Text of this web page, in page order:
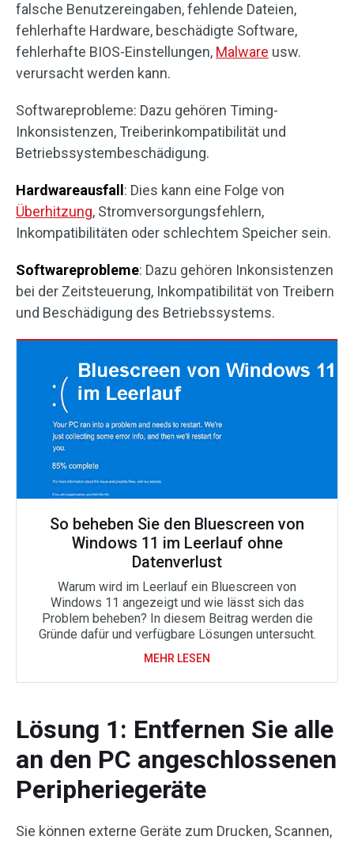
falsche Benutzereingaben, fehlende Dateien,
fehlerhafte Hardware, beschädigte Software,
fehlerhafte BIOS-Einstellungen, Malware usw.
verursacht werden kann.
Softwareprobleme: Dazu gehören Timing-
Inkonsistenzen, Treiberinkompatibilität und
Betriebssystembeschädigung.
Hardwareausfall : Dies kann eine Folge von
Überhitzung, Stromversorgungsfehlern,
Inkompatibilitäten oder schlechtem Speicher sein.
Softwareprobleme: Dazu gehören Inkonsistenzen
bei der Zeitsteuerung, Inkompatibilität von Treibern
und Beschädigung des Betriebssystems.
So beheben Sie den Bluescreen von
Windows 11 im Leerlauf ohne
Datenverlust
Warum wird im Leerlauf ein Bluescreen von
Windows 11 angezeigt und wie lässt sich das
Problem beheben? In diesem Beitrag werden die
Gründe dafür und verfügbare Lösungen untersucht.
MEHR LESEN
Lösung 1: Entfernen Sie alle
an den PC angeschlossenen
Peripheriegeräte
Sie können externe Geräte zum Drucken, Scannen,